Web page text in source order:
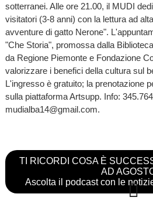
sotterranei. Alle ore 21.00, il MUDI
visitatori (3-8 anni) con la lettura ad
avventure di gatto Nerone".
"Che Storia", promossa dalla
da Regione Piemonte e Fondazione
valorizzare i benefici della cultura sul
L'ingresso è gratuito; la prenotazione
sulla piattaforma Artsupp. Info:
mudialba14@gmail.com.
TI RICORDI COSA È
AD
Ascolta il podcast con le